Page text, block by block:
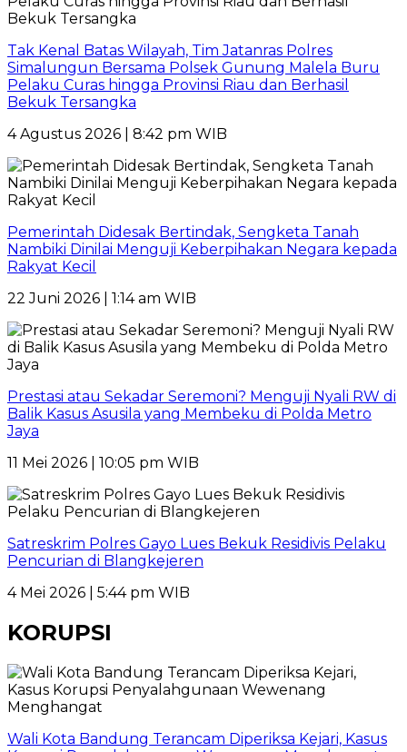
Tak Kenal Batas Wilayah, Tim Jatanras Polres
Simalungun Bersama Polsek Gunung Malela Buru
Pelaku Curas hingga Provinsi Riau dan Berhasil
Bekuk Tersangka
4 Agustus 2026 | 8:42 pm WIB
Pemerintah Didesak Bertindak, Sengketa Tanah
Nambiki Dinilai Menguji Keberpihakan Negara kepada
Rakyat Kecil
22 Juni 2026 | 1:14 am WIB
Prestasi atau Sekadar Seremoni? Menguji Nyali RW di
Balik Kasus Asusila yang Membeku di Polda Metro
Jaya
11 Mei 2026 | 10:05 pm WIB
Satreskrim Polres Gayo Lues Bekuk Residivis Pelaku
Pencurian di Blangkejeren
4 Mei 2026 | 5:44 pm WIB
KORUPSI
Wali Kota Bandung Terancam Diperiksa Kejari, Kasus